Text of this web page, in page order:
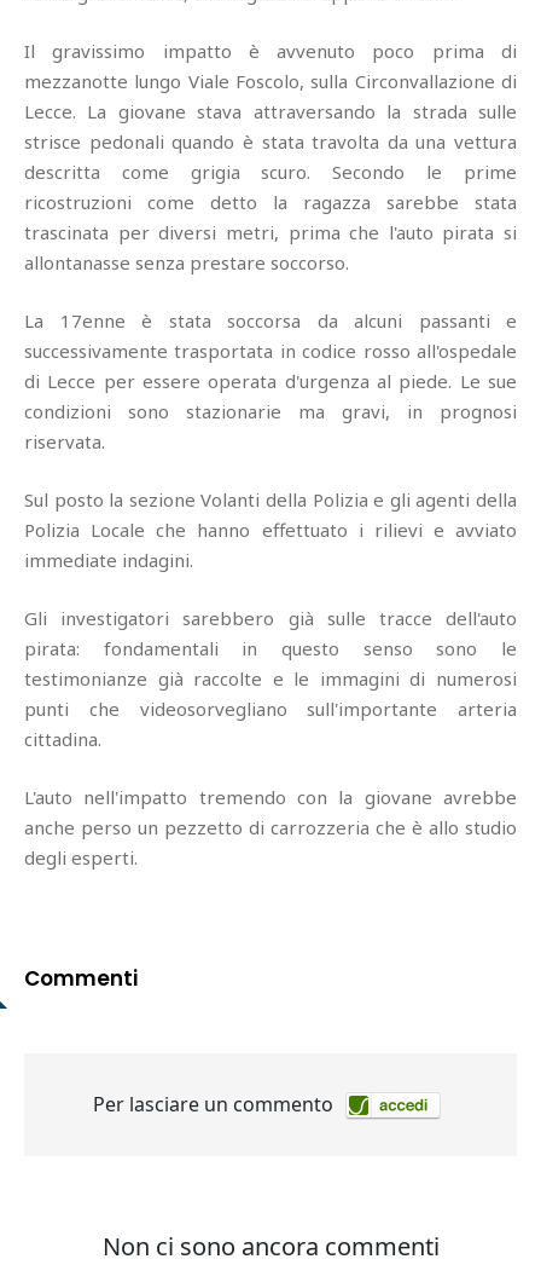
Il gravissimo impatto è avvenuto poco prima di
mezzanotte lungo Viale Foscolo, sulla Circonvallazione di
Lecce. La giovane stava attraversando la strada sulle
strisce pedonali quando è stata travolta da una vettura
descritta come grigia scuro. Secondo le prime
ricostruzioni come detto la ragazza sarebbe stata
trascinata per diversi metri, prima che l'auto pirata si
allontanasse senza prestare soccorso.
La 17enne è stata soccorsa da alcuni passanti e
successivamente trasportata in codice rosso all'ospedale
di Lecce per essere operata d'urgenza al piede. Le sue
condizioni sono stazionarie ma gravi, in prognosi
riservata.
Sul posto la sezione Volanti della Polizia e gli agenti della
Polizia Locale che hanno effettuato i rilievi e avviato
immediate indagini.
Gli investigatori sarebbero già sulle tracce dell'auto
pirata: fondamentali in questo senso sono le
testimonianze già raccolte e le immagini di numerosi
punti che videosorvegliano sull'importante arteria
cittadina.
L'auto nell'impatto tremendo con la giovane avrebbe
anche perso un pezzetto di carrozzeria che è allo studio
degli esperti.
Commenti